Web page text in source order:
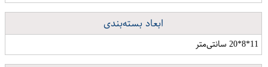
ابعاد بسته‌بندی
11*8*20 سانتی‌متر